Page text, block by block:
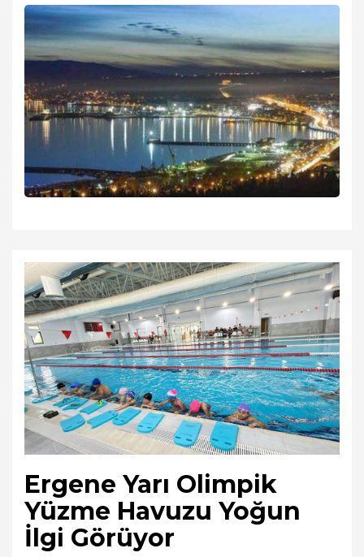
Ergene Yarı Olimpik
Yüzme Havuzu Yoğun
İlgi Görüyor